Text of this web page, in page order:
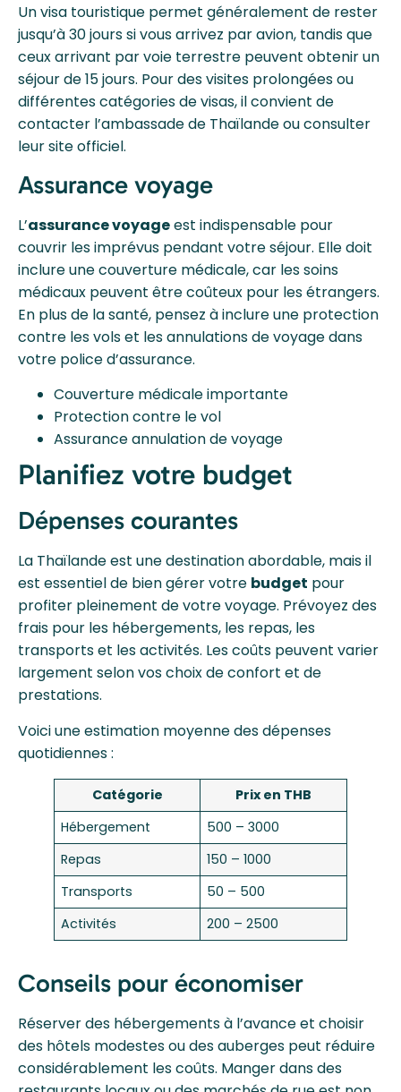
Un visa touristique permet généralement de rester
jusqu’à 30 jours si vous arrivez par avion, tandis que
ceux arrivant par voie terrestre peuvent obtenir un
séjour de 15 jours. Pour des visites prolongées ou
différentes catégories de visas, il convient de
contacter l’ambassade de Thaïlande ou consulter
leur site officiel.
Assurance voyage
L’assurance voyageest indispensable pour
couvrir les imprévus pendant votre séjour. Elle doit
inclure une couverture médicale, car les soins
médicaux peuvent être coûteux pour les étrangers.
En plus de la santé, pensez à inclure une protection
contre les vols et les annulations de voyage dans
votre police d’assurance.
Couverture médicale importante
Protection contre le vol
Assurance annulation de voyage
Planifiez votre budget
Dépenses courantes
La Thaïlande est une destination abordable, mais il
est essentiel de bien gérer votre budget pour
profiter pleinement de votre voyage. Prévoyez des
frais pour les hébergements, les repas, les
transports et les activités. Les coûts peuvent varier
largement selon vos choix de confort et de
prestations.
Voici une estimation moyenne des dépenses
quotidiennes :
Catégorie
Prix en THB
Hébergement
500 – 3000
Repas
150 – 1000
Transports
50 – 500
Activités
200 – 2500
Conseils pour économiser
Réserver des hébergements à l’avance et choisir
des hôtels modestes ou des auberges peut réduire
considérablement les coûts. Manger dans des